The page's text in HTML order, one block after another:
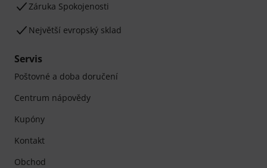
Záruka Spokojenosti
Největší evropský sklad
Servis
Poštovné a doba doručení
Centrum nápovědy
Kupóny
Kontakt
Obchod